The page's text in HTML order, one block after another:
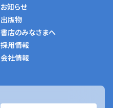
お知らせ
出版物
書店のみなさまへ
採用情報
会社情報